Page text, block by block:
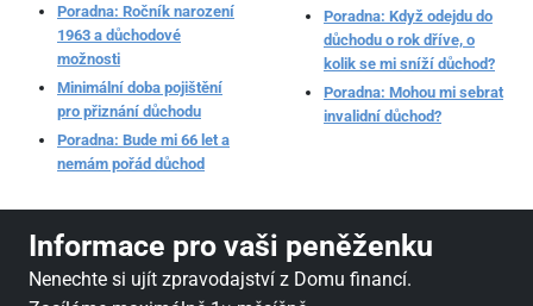
Poradna: Ročník narození
1963 a důchodové
možnosti
Minimální doba pojištění
pro přiznání důchodu
Poradna: Bude mi 66 let a
nemám pořád důchod
Poradna: Když odejdu do
důchodu o rok dříve, o
kolik se mi sníží důchod?
Poradna: Mohou mi sebrat
invalidní důchod?
Informace pro vaši peněženku
Nenechte si ujít zpravodajství z Domu financí.